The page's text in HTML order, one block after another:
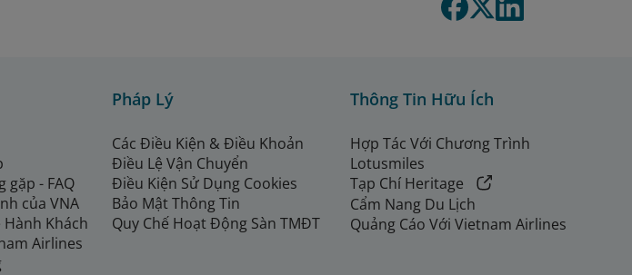
gặp - FAQ
của VNA
Hành Khách
Airlines
Pháp Lý
Các Điều Kiện & Điều Khoản
Điều Lệ Vận Chuyển
Điều Kiện Sử Dụng Cookies
Bảo Mật Thông Tin
Quy Chế Hoạt Động Sàn TMĐT
Thông Tin Hữu Ích
Hợp Tác Với Chương Trình
Lotusmiles
Tạp Chí Heritage
Cẩm Nang Du Lịch
Quảng Cáo Với Vietnam Airlines